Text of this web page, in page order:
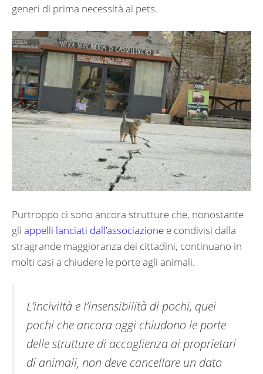
generi di prima necessità ai pets.
Purtroppo ci sono ancora strutture che, nonostante
gli appelli lanciati dall’associazione e condivisi dalla
stragrande maggioranza dei cittadini, continuano in
molti casi a chiudere le porte agli animali.
L’inciviltà e l’insensibilità di pochi, quei
pochi che ancora oggi chiudono le porte
delle strutture di accoglienza ai proprietari
di animali, non deve cancellare un dato